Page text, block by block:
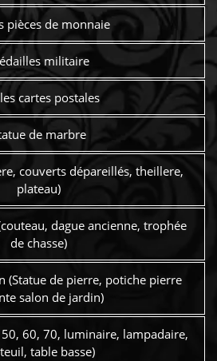
pièces de monnaie
militaire
cartes postales
de marbre
couverts dépareillés, theillere,
plateau)
dague ancienne, trophée
de chasse)
(Statue de pierre, potiche pierre
salon de jardin)
60, 70, luminaire, lampadaire,
table basse)